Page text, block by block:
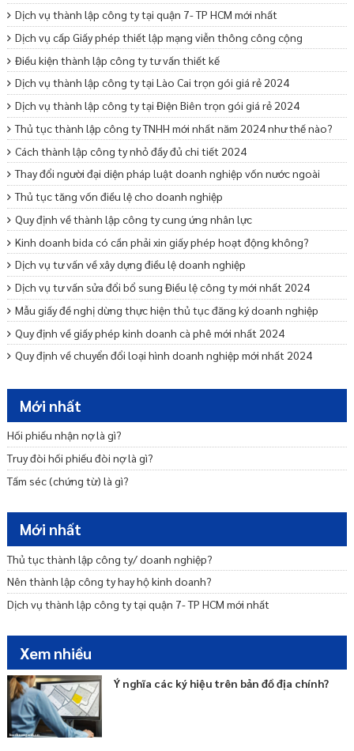
Dịch vụ thành lập công ty tại quận 7- TP HCM mới nhất
Dịch vụ cấp Giấy phép thiết lập mạng viễn thông công cộng
Điều kiện thành lập công ty tư vấn thiết kế
Dịch vụ thành lập công ty tại Lào Cai trọn gói giá rẻ 2024
Dịch vụ thành lập công ty tại Điện Biên trọn gói giá rẻ 2024
Thủ tục thành lập công ty TNHH mới nhất năm 2024 như thế nào?
Cách thành lập công ty nhỏ đầy đủ chi tiết 2024
Thay đổi người đại diện pháp luật doanh nghiệp vốn nước ngoài
Thủ tục tăng vốn điều lệ cho doanh nghiệp
Quy định về thành lập công ty cung ứng nhân lực
Kinh doanh bida có cần phải xin giấy phép hoạt động không?
Dịch vụ tư vấn về xây dựng điều lệ doanh nghiệp
Dịch vụ tư vấn sửa đổi bổ sung Điều lệ công ty mới nhất 2024
Mẫu giấy đề nghị dừng thực hiện thủ tục đăng ký doanh nghiệp
Quy định về giấy phép kinh doanh cà phê mới nhất 2024
Quy định về chuyển đổi loại hình doanh nghiệp mới nhất 2024
Dịch vụ tư vấn khởi nghiệp – Startup trọn gói uy tín
Tư vấn miễn nhiệm bãi miễn thành viên Ban quản trị nhà chung cư
Mới nhất
Hối phiếu nhận nợ là gì?
Truy đòi hối phiếu đòi nợ là gì?
Tấm séc (chứng từ) là gì?
Mới nhất
Thủ tục thành lập công ty/ doanh nghiệp?
Nên thành lập công ty hay hộ kinh doanh?
Dịch vụ thành lập công ty tại quận 7- TP HCM mới nhất
Xem nhiều
Ý nghĩa các ký hiệu trên bản đồ địa chính?